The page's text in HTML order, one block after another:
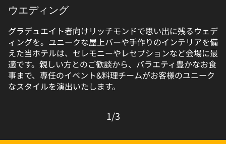
ウエディング
グラデュエイト者向けリッチモンドで思い出に残るウェデ
ィングを。ユニークな屋上バーや手作りのインテリアを備
えた当ホテルは、セレモニーやレセプションなど会場に最
適です。親しい方とのご歓談から、バラエティ豊かなお食
事まで、専任のイベント&料理チームがお客様のユニーク
なスタイルを演出いたします。
カルーセル（1/3）
前のカルーセル（3/3）
1/3